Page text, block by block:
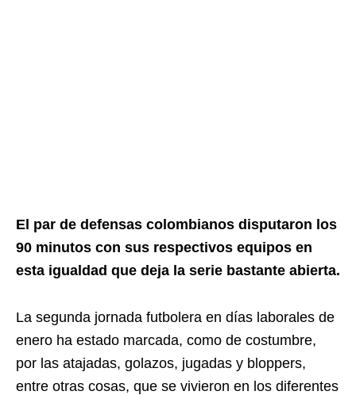
El par de defensas colombianos disputaron los
90 minutos con sus respectivos equipos en
esta igualdad que deja la serie bastante abierta.
La segunda jornada futbolera en días laborales de
enero ha estado marcada, como de costumbre,
por las atajadas, golazos, jugadas y bloppers,
entre otras cosas, que se vivieron en los diferentes